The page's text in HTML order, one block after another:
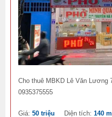
Cho thuê MBKD Lê Văn Lương
0935375555
Giá:50 triệu Diện tích:140